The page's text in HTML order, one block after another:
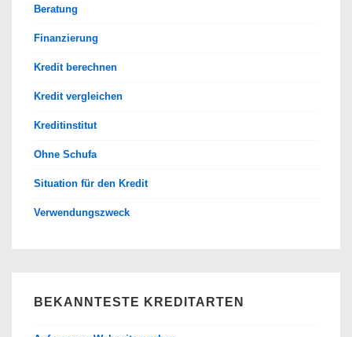
Beratung
Finanzierung
Kredit berechnen
Kredit vergleichen
Kreditinstitut
Ohne Schufa
Situation für den Kredit
Verwendungszweck
BEKANNTESTE KREDITARTEN